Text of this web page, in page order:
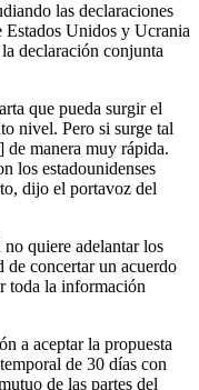
las declaraciones
Estados Unidos y Ucrania
declaración conjunta
que pueda surgir el
nivel. Pero si surge tal
de manera muy rápida.
los estadounidenses
dijo el portavoz del
quiere adelantar los
de concertar un acuerdo
toda la información
a aceptar la propuesta
de 30 días con
de las partes del